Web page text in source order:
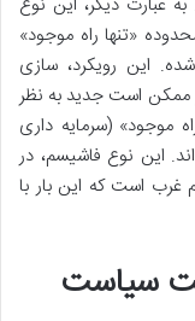
«تنها راه موجود»
این رویکرد، سازی
و ممکن است جدید به نظر
موجود» (سرمایه داری
این نوع فاشیسم، در
غرب است که این بار با
سیاست